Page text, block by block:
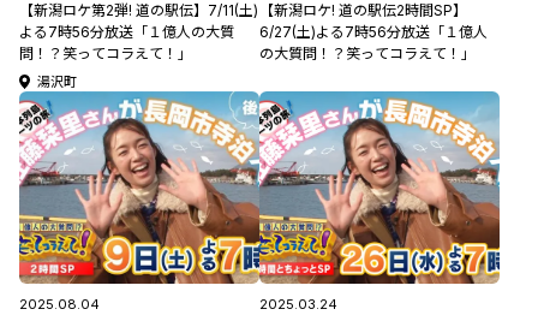
【新潟ロケ第2弾! 道の駅伝】7/11(土)
よる7時56分放送「１億人の大質
問！？笑ってコラえて！」
湯沢町
【新潟ロケ! 道の駅伝2時間SP】
6/27(土)よる7時56分放送「１億人
の大質問！？笑ってコラえて！」
2025.08.04 2025.03.24